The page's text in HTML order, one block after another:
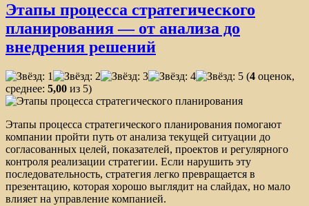
Этапы процесса стратегического
планирования — от анализа до
внедрения решений
(4 оценок,
среднее: 5,00 из 5)
Этапы процесса стратегического планирования помогают
компании пройти путь от анализа текущей ситуации до
согласованных целей, показателей, проектов и регулярного
контроля реализации стратегии. Если нарушить эту
последовательность, стратегия легко превращается в
презентацию, которая хорошо выглядит на слайдах, но мало
влияет на управление компанией.